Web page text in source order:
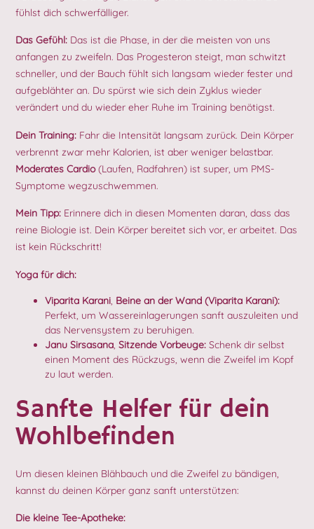
fühlst dich schwerfälliger.
Das Gefühl: Das ist die Phase, in der die meisten von uns
anfangen zu zweifeln. Das Progesteron steigt, man schwitzt
schneller, und der Bauch fühlt sich langsam wieder fester und
aufgeblähter an. Du spürst wie sich dein Zyklus wieder
verändert und du wieder eher Ruhe im Training benötigst.
Dein Training: Fahr die Intensität langsam zurück. Dein Körper
verbrennt zwar mehr Kalorien, ist aber weniger belastbar.
Moderates Cardio(Laufen, Radfahren) ist super, um PMS-
Symptome wegzuschwemmen.
Mein Tipp: Erinnere dich in diesen Momenten daran, dass das
reine Biologie ist. Dein Körper bereitet sich vor, er arbeitet. Das
ist kein Rückschritt!
Yoga für dich:
Viparita Karani, Beine an der Wand (Viparita Karani):
Perfekt, um Wassereinlagerungen sanft auszuleiten und
das Nervensystem zu beruhigen.
Janu Sirsasana, Sitzende Vorbeuge: Schenk dir selbst
einen Moment des Rückzugs, wenn die Zweifel im Kopf
zu laut werden.
Sanfte Helfer für dein
Wohlbefinden
Um diesen kleinen Blähbauch und die Zweifel zu bändigen,
kannst du deinen Körper ganz sanft unterstützen:
Die kleine Tee-Apotheke: